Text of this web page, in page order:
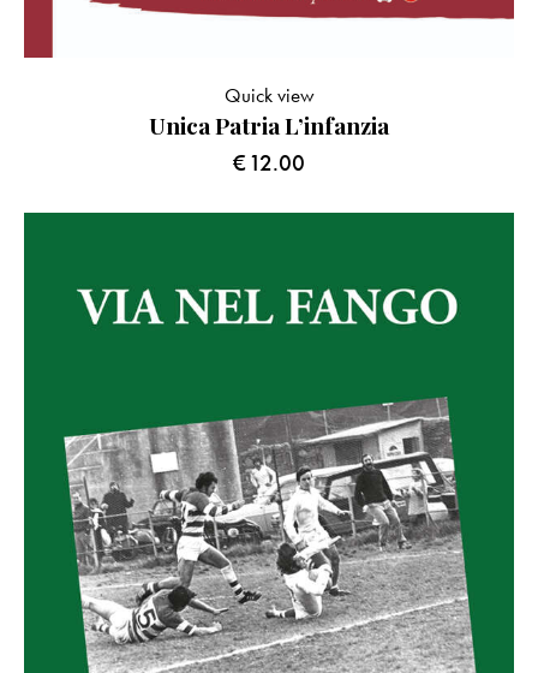
Unica Patria L’infanzia
€12.00
Quick view